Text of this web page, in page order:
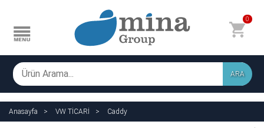
0
ARA
Anasayfa VW TİCARİ Caddy